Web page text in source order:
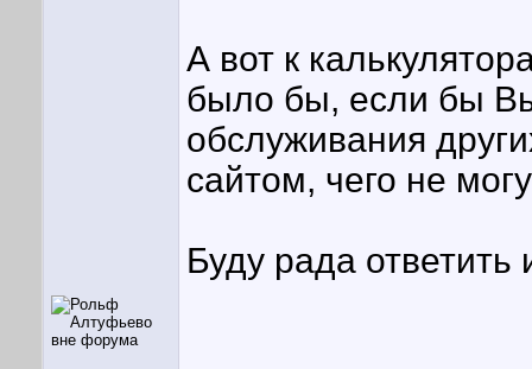
А вот к
было бы, если бы
обслуживания
сайтом, чего не
Буду рада